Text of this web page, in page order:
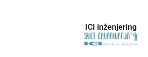
ICI inženjering